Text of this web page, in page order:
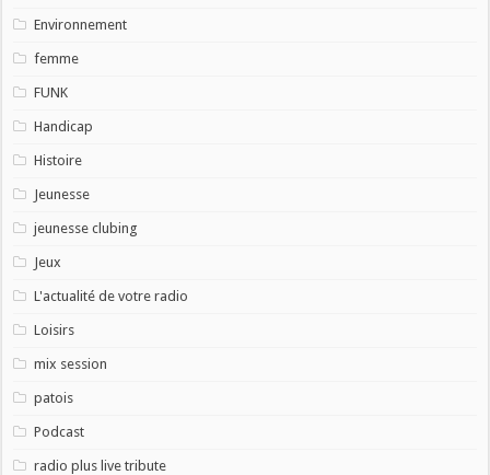
Environnement
femme
FUNK
Handicap
Histoire
Jeunesse
jeunesse clubing
Jeux
L'actualité de votre radio
Loisirs
mix session
patois
Podcast
radio plus live tribute